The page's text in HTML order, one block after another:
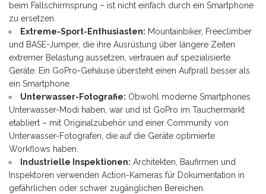
beim Fallschirmsprung – ist nicht einfach durch ein Smartphone
zu ersetzen.
Extreme-Sport-Enthusiasten: Mountainbiker, Freeclimber
und BASE-Jumper, die ihre Ausrüstung über längere Zeiten
extremer Belastung aussetzen, vertrauen auf spezialisierte
Geräte. Ein GoPro-Gehäuse übersteht einen Aufprall besser als
ein Smartphone.
Unterwasser-Fotografie: Obwohl moderne Smartphones
Unterwasser-Modi haben, war und ist GoPro im Tauchermarkt
etabliert – mit Originalzubehör und einer Community von
Unterwasser-Fotografen, die auf die Geräte optimierte
Workflows haben.
Industrielle Inspektionen: Architekten, Baufirmen und
Inspektoren verwenden Action-Kameras für Dokumentation in
gefährlichen oder schwer zugänglichen Bereichen.